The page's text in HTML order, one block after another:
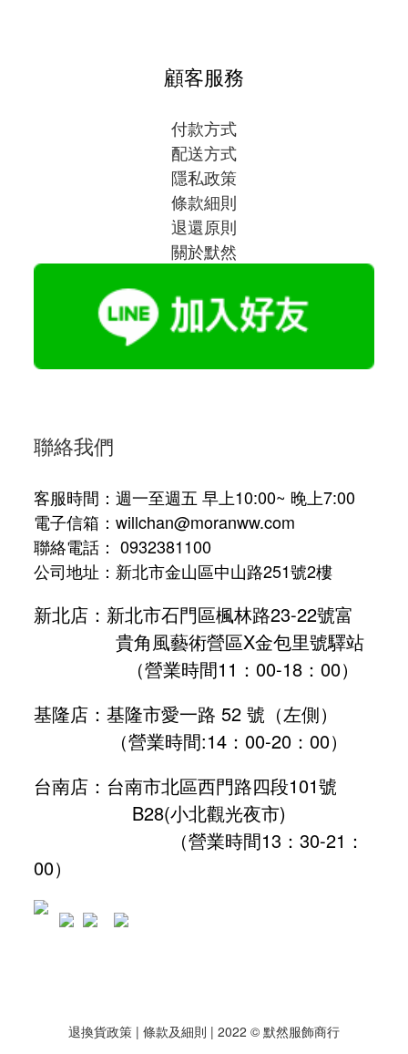
顧客服務
付款方式
配送方式
隱私政策
條款細則
退還原則
關於默然
聯絡我們
客服時間：週一至週五 早上10:00~ 晚上7:00
電子信箱：willchan@moranww.com
聯絡電話： 0932381100
公司地址：新北市金山區中山路251號2樓
新北店：新北市石門區楓林路23-22號富
貴角風藝術營區X金包里號驛站
（營業時間11：00-18：00）
基隆店：基隆市愛一路 52 號（左側）
（營業時間:14：00-20：00）
台南店：台南市北區西門路四段101號
B28(小北觀光夜市)
（營業時間13：30-21：
00）
退換貨政策 | 條款及細則 | 2022 © 默然服飾商行